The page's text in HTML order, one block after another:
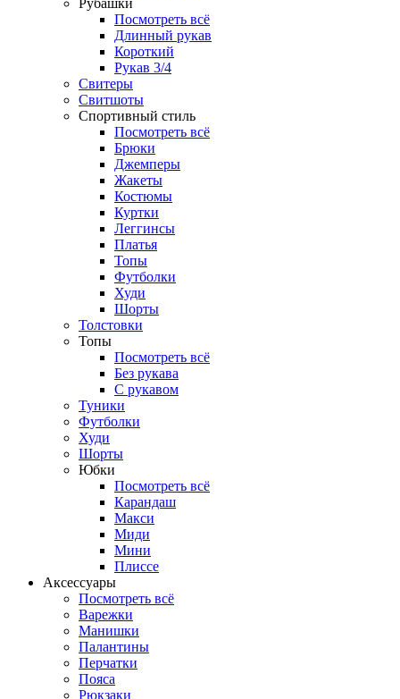
Посмотреть всё
Длинный рукав
Короткий
Рукав 3/4
Свитеры
Свитшоты
Спортивный стиль
Посмотреть всё
Брюки
Джемперы
Жакеты
Костюмы
Куртки
Леггинсы
Платья
Топы
Футболки
Худи
Шорты
Толстовки
Топы
Посмотреть всё
Без рукава
С рукавом
Туники
Футболки
Худи
Шорты
Юбки
Посмотреть всё
Карандаш
Макси
Миди
Мини
Плиссе
Аксессуары
Посмотреть всё
Варежки
Манишки
Палантины
Перчатки
Пояса
Рюкзаки